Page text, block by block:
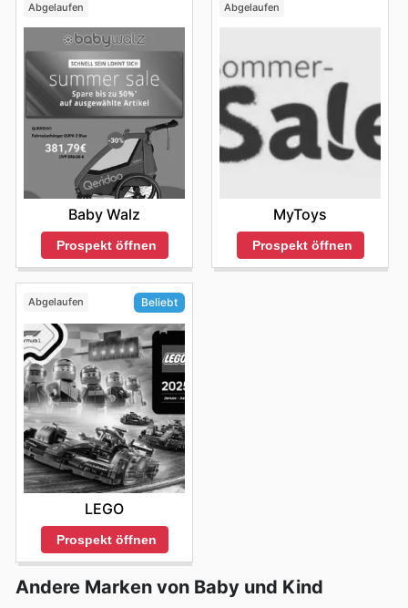
Abgelaufen
Baby Walz
Prospekt öffnen
Abgelaufen
MyToys
Prospekt öffnen
Abgelaufen Beliebt
LEGO
Prospekt öffnen
Andere Marken von Baby und Kind